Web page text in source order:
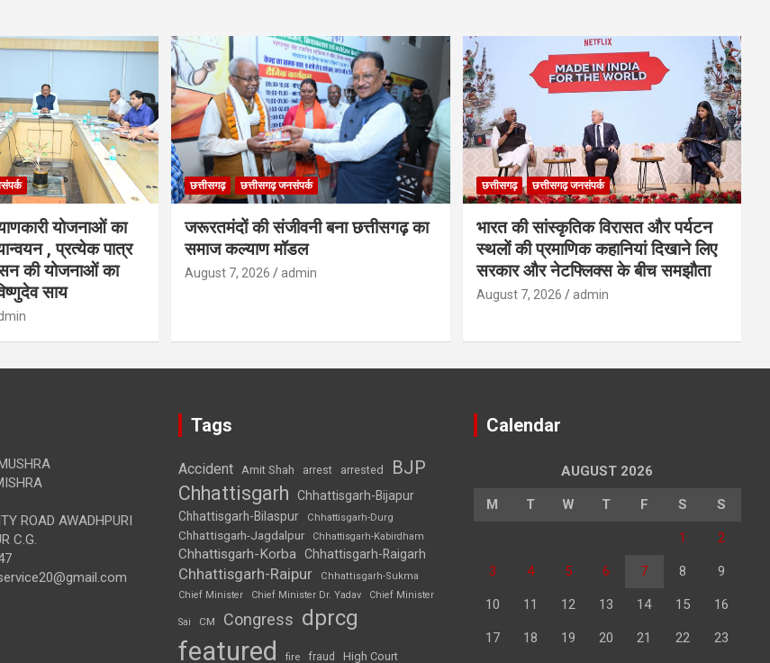
योजनाओं का
, प्रत्येक पात्र
की योजनाओं का
साय
छत्तीसगढ़ छत्तीसगढ़ जनसंपर्क
जरूरतमंदों की संजीवनी बना छत्तीसगढ़ का
समाज कल्याण मॉडल
August 7, 2026 admin
छत्तीसगढ़ छत्तीसगढ़ जनसंपर्क
भारत की सांस्कृतिक विरासत और पर्यटन
स्थलों की प्रमाणिक कहानियां दिखाने लिए
सरकार और नेटफ्लिक्स के बीच समझौता
August 7, 2026 admin
ROAD AWADHPURI
C.G.
Tags
Accident Amit Shah arrest arrested BJP
Chhattisgarh
Chhattisgarh-Bijapur
Chhattisgarh-Bilaspur
Chhattisgarh-Durg
Chhattisgarh-Jagdalpur Chhattisgarh-Kabirdham
Chhattisgarh-Korba Chhattisgarh-Raigarh
Chhattisgarh-Raipur
Chhattisgarh-Sukma
Chief Minister
Chief Minister Dr. Yadav Chief Minister
Sai CM Congress dprcg
featured fire fraud High Court
Calendar
AUGUST 2026
M T W T F S S
1 2
3 4 5 6 7 8 9
10 11 12 13 14 15 16
17 18 19 20 21 22 23